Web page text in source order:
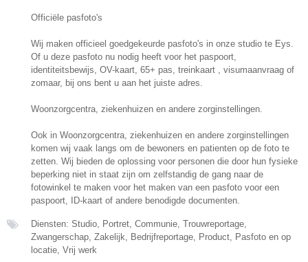
Officiële pasfoto's
Wij maken officieel goedgekeurde pasfoto's in onze studio te Eys.
Of u deze pasfoto nu nodig heeft voor het paspoort,
identiteitsbewijs, OV-kaart, 65+ pas, treinkaart , visumaanvraag of
zomaar, bij ons bent u aan het juiste adres.
Woonzorgcentra, ziekenhuizen en andere zorginstellingen.
Ook in Woonzorgcentra, ziekenhuizen en andere zorginstellingen
komen wij vaak langs om de bewoners en patienten op de foto te
zetten. Wij bieden de oplossing voor personen die door hun fysieke
beperking niet in staat zijn om zelfstandig de gang naar de
fotowinkel te maken voor het maken van een pasfoto voor een
paspoort, ID-kaart of andere benodigde documenten.
Diensten: Studio, Portret, Communie, Trouwreportage,
Zwangerschap, Zakelijk, Bedrijfreportage, Product, Pasfoto en op
locatie, Vrij werk